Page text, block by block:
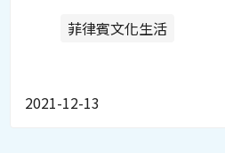
菲律賓文化生活
2021-12-13